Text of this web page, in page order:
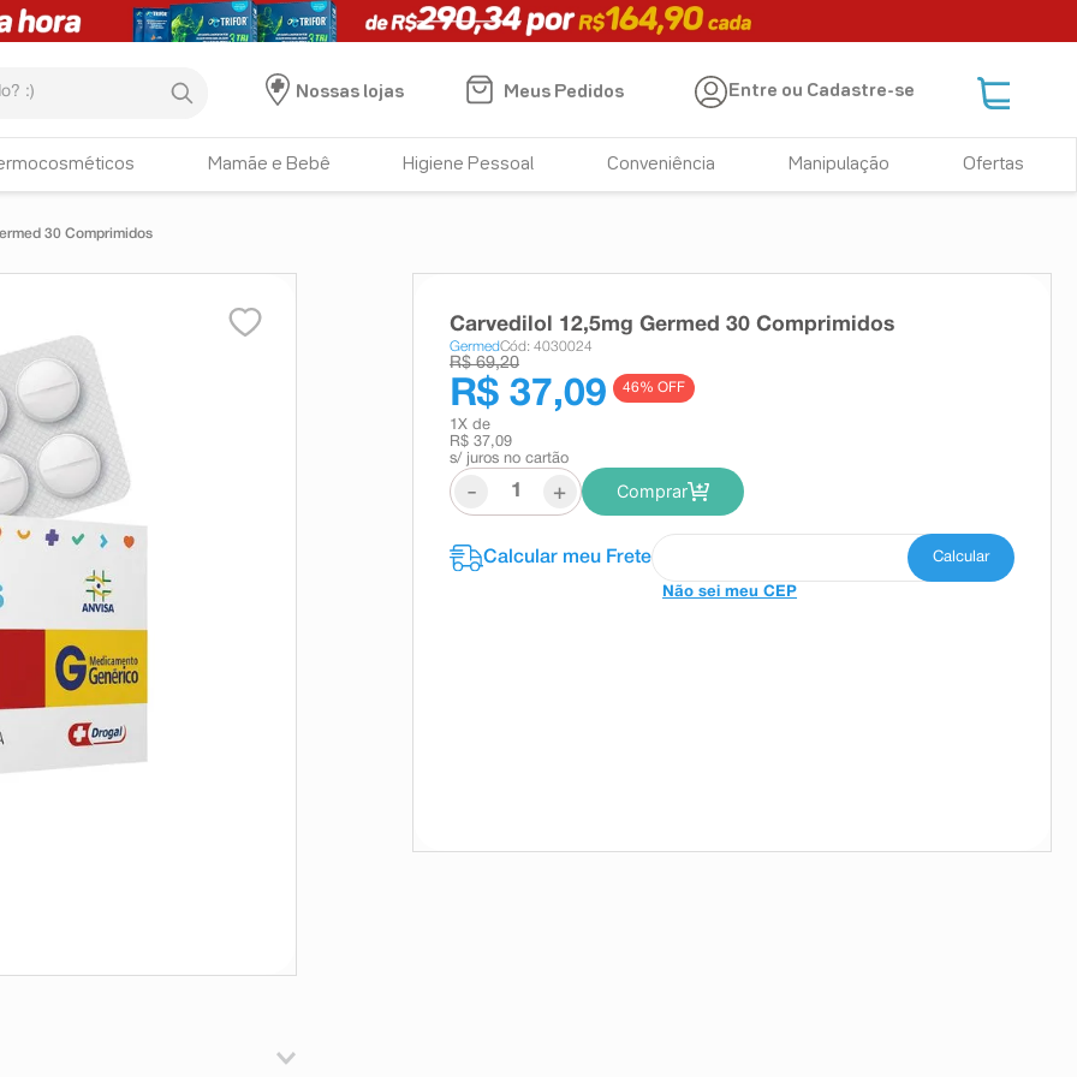
Nossas lojas
Meus Pedidos Entre ou Cadastre-se
Mamãe e Bebê Higiene Pessoal Conveniência Manipulação Ofertas
30 Comprimidos
Carvedilol 12,5mg Germed 30 Comprimidos
GermedCód: 4030024
R$ 69,20
R$ 37,09 46% OFF
1 X de
R$ 37,09
s/ juros no cartão
- + Comprar
Não sei meu CEP